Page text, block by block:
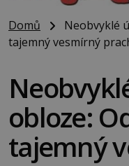
Domů
Neobvyklé
tajemný vesmírný
obloze:
tajemný